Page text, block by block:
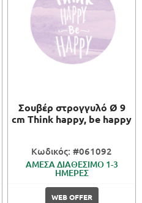
Σουβέρ στρογγυλό Ø 9
cm Think happy, be happy
Κωδικός: #061092
ΑΜΕΣΑ ΔΙΑΘΕΣΙΜΟ 1-3
ΗΜΕΡΕΣ
WEB OFFER